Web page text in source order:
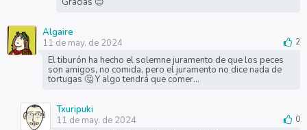
Algaire
11 de may. de 2024
2
El tiburón ha hecho el solemne juramento de que los peces
son amigos, no comida, pero el juramento no dice nada de
tortugas 🤔 Y algo tendrá que comer...
Txuripuki
11 de may. de 2024
0